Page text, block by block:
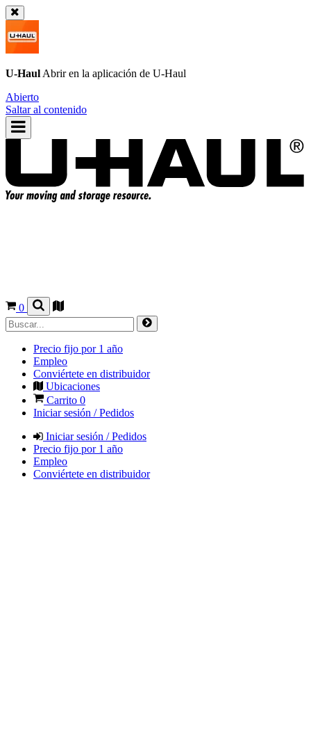
U-Haul Abrir en la aplicación de U-Haul
Abierto
Saltar al contenido
0
Precio fijo por 1 año
Empleo
Conviértete en distribuidor
Ubicaciones
Carrito 0
Iniciar sesión / Pedidos
Iniciar sesión / Pedidos
Precio fijo por 1 año
Empleo
Conviértete en distribuidor